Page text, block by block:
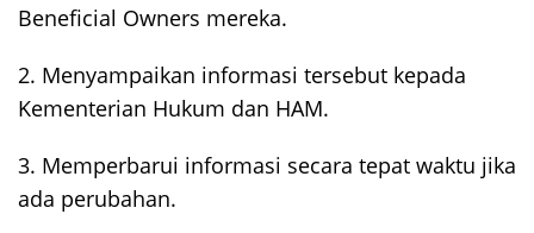
Beneficial Owners mereka.
2. Menyampaikan informasi tersebut kepada
Kementerian Hukum dan HAM.
3. Memperbarui informasi secara tepat waktu jika
ada perubahan.